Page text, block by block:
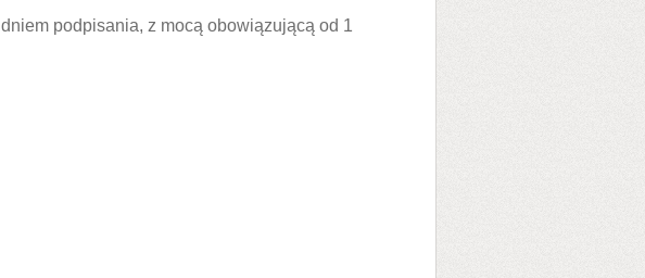
podpisania, z mocą obowiązującą od 1